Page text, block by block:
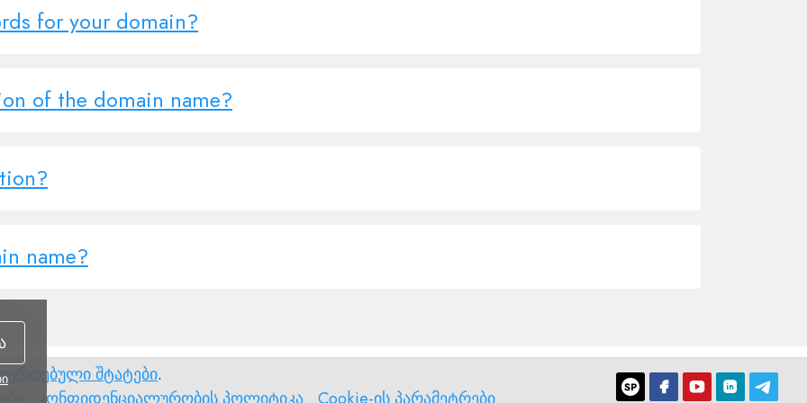
for your domain?
of the domain name?
name?
შტატები.
კონფიდენციალურობის
კონფიდენციალურობის პოლიტიკა Cookie-
Cookie-ის პარამეტრები